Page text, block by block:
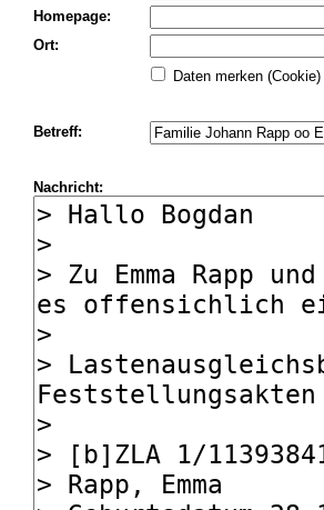
Homepage:
Ort:
Daten merken (Cookie)
Betreff:
Nachricht: